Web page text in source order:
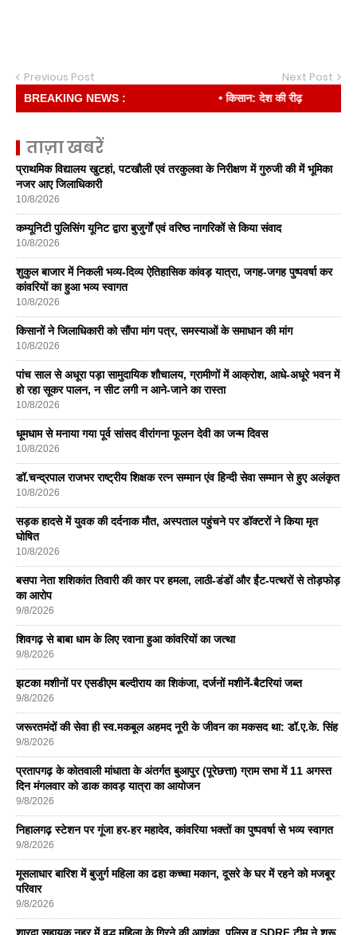
Previous Post Next Post
BREAKING NEWS : • किसान: देश की रीढ़
ताज़ा खबरें
प्राथमिक विद्यालय खुटहां, पटखौली एवं तरकुलवा के निरीक्षण में गुरुजी की में भूमिका
नजर आए जिलाधिकारी
10/8/2026
कम्यूनिटी पुलिसिंग यूनिट द्वारा बुजुर्गों एवं वरिष्ठ नागरिकों से किया संवाद
10/8/2026
शुकुल बाजार में निकली भव्य-दिव्य ऐतिहासिक कांवड़ यात्रा, जगह-जगह पुष्पवर्षा कर
कांवरियों का हुआ भव्य स्वागत
10/8/2026
किसानों ने जिलाधिकारी को सौंपा मांग पत्र, समस्याओं के समाधान की मांग
10/8/2026
पांच साल से अधूरा पड़ा सामुदायिक शौचालय, ग्रामीणों में आक्रोश, आधे-अधूरे भवन में
हो रहा सूकर पालन, न सीट लगी न आने-जाने का रास्ता
10/8/2026
धूमधाम से मनाया गया पूर्व सांसद वीरांगना फूलन देवी का जन्म दिवस
10/8/2026
डॉ.चन्द्रपाल राजभर राष्ट्रीय शिक्षक रत्न सम्मान एंव हिन्दी सेवा सम्मान से हुए अलंकृत
10/8/2026
सड़क हादसे में युवक की दर्दनाक मौत, अस्पताल पहुंचने पर डॉक्टरों ने किया मृत
घोषित
10/8/2026
बसपा नेता शशिकांत तिवारी की कार पर हमला, लाठी-डंडों और ईंट-पत्थरों से तोड़फोड़
का आरोप
9/8/2026
शिवगढ़ से बाबा धाम के लिए रवाना हुआ कांवरियों का जत्था
9/8/2026
झटका मशीनों पर एसडीएम बल्दीराय का शिकंजा, दर्जनों मशीनें-बैटरियां जब्त
9/8/2026
जरूरतमंदों की सेवा ही स्व.मकबूल अहमद नूरी के जीवन का मकसद था: डॉ.ए.के. सिंह
9/8/2026
प्रतापगढ़ के कोतवाली मांधाता के अंतर्गत बुआपुर (पूरेछत्ता) ग्राम सभा में 11 अगस्त
दिन मंगलवार को डाक कावड़ यात्रा का आयोजन
9/8/2026
निहालगढ़ स्टेशन पर गूंजा हर-हर महादेव, कांवरिया भक्तों का पुष्पवर्षा से भव्य स्वागत
9/8/2026
मूसलाधार बारिश में बुजुर्ग महिला का ढहा कच्चा मकान, दूसरे के घर में रहने को मजबूर
परिवार
9/8/2026